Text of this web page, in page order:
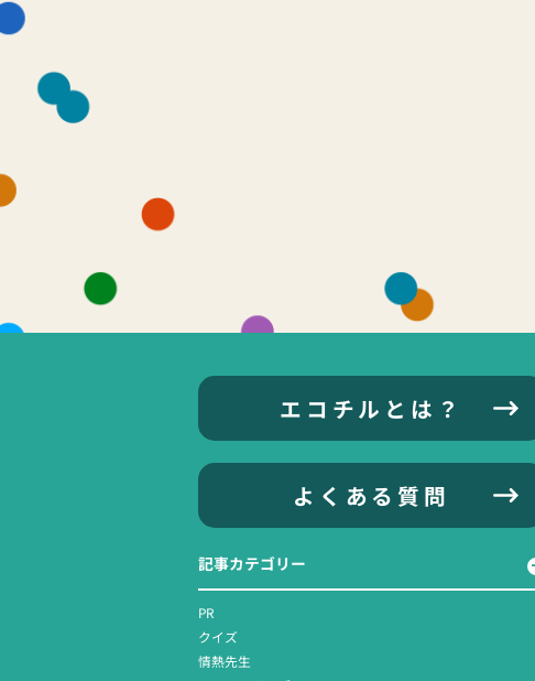
エコチルとは？
よくある質問
記事カテゴリー
PR
クイズ
情熱先生